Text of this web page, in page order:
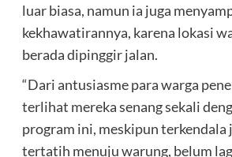
luar biasa, namun ia juga
kekhawatirannya, karena lokasi
berada dipinggir jalan.
“Dari antusiasme para warga
terlihat mereka senang sekali
program ini, meskipun terkendala
tertatih menuju warung, belum